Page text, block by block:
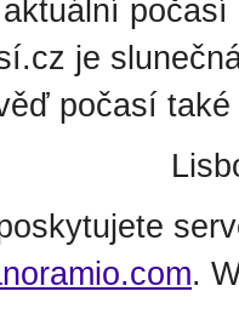
je
počasí
.